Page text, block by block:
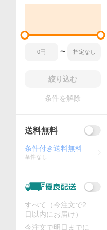
〜
絞り込む
条件を解除
送料無料
条件付き送料無料
条件なし
すべて（今注文で2
日以内にお届け）
今注文で明日までに